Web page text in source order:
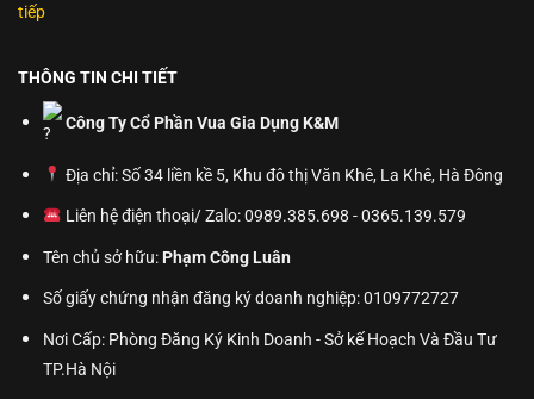
tiếp
THÔNG TIN CHI TIẾT
Công Ty Cổ Phần Vua Gia Dụng K&M
Địa chỉ: Số 34 liền kề 5, Khu đô thị Văn Khê, La Khê, Hà Đông
Liên hệ điện thoại/ Zalo: 0989.385.698 - 0365.139.579
Tên chủ sở hữu:Phạm Công Luân
Số giấy chứng nhận đăng ký doanh nghiệp: 0109772727
Nơi Cấp: Phòng Đăng Ký Kinh Doanh - Sở kế Hoạch Và Đầu Tư
TP.Hà Nội